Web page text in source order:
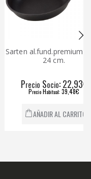
Sarten al.fund.premium
24 cm.
recioSocio: 22,93€
recioHabitual: 39,48€
AÑADIR AL CARRITO